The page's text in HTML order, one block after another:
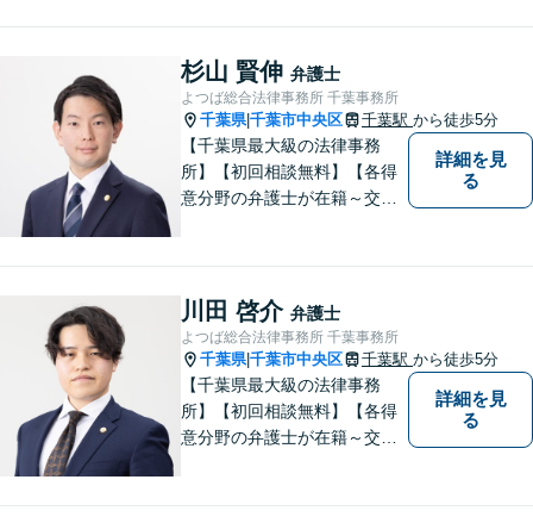
杉山 賢伸 弁護士
よつば総合法律事務所 千葉事務所
千葉県|千葉市中央区 千葉駅 から徒歩5分
【千葉県最大級の法律事務
所】【初回相談無料】【各得
意分野の弁護士が在籍～交通
詳細を見
る
川田 啓介 弁護士
よつば総合法律事務所 千葉事務所
千葉県|千葉市中央区 千葉駅 から徒歩5分
【千葉県最大級の法律事務
所】【初回相談無料】【各得
意分野の弁護士が在籍～交通
詳細を見
る